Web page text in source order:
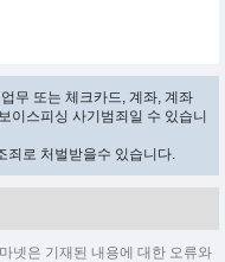
무 또는 체크카드, 계좌, 계좌
이스피싱 사기범죄일 수 있습니
로 처벌받을수 있습니다.
넷은 기재된 내용에 대한 오류와